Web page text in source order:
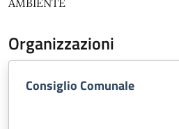
AMBIENTE
Organizzazioni
Consiglio Comunale